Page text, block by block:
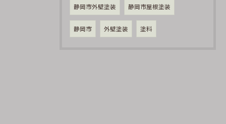
静岡市外壁塗装 静岡市屋根塗装
静岡市 外壁塗装 塗料